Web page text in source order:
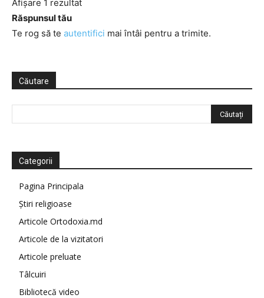
Afișare 1 rezultat
Răspunsul tău
Te rog să te autentifici mai întâi pentru a trimite.
Căutare
Categorii
Pagina Principala
Știri religioase
Articole Ortodoxia.md
Articole de la vizitatori
Articole preluate
Tâlcuiri
Bibliotecă video